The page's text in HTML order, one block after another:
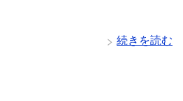
続きを読む